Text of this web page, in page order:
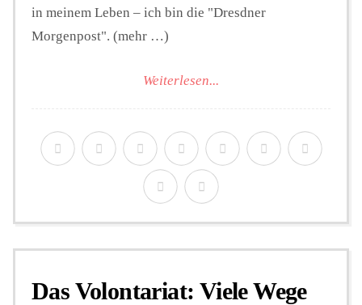
in meinem Leben – ich bin die "Dresdner
Morgenpost". (mehr …)
Weiterlesen...
Das Volontariat: Viele Wege